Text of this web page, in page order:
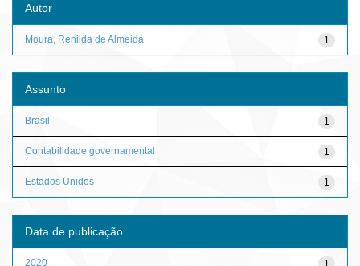
Autor
1
Moura, Renilda de Almeida
Assunto
1
Brasil
1
Contabilidade governamental
1
Estados Unidos
Data de publicação
1
2020